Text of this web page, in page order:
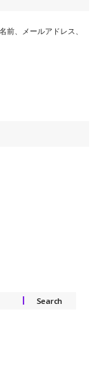
前、メールアドレス、